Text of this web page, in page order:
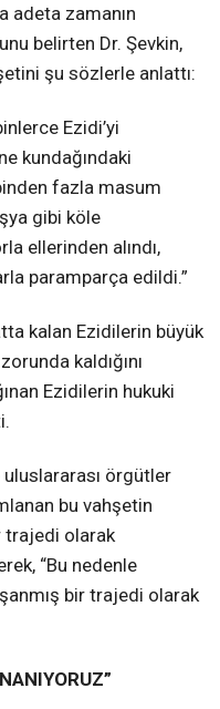
adeta zamanın
belirten Dr. Şevkin,
şu sözlerle anlattı:
Ezidi’yi
kundağındaki
fazla masum
gibi köle
ellerinden alındı,
paramparça edildi.”
kalan Ezidilerin büyük
kaldığını
Ezidilerin hukuki
örgütler
bu vahşetin
trajedi olarak
“Bu nedenle
bir trajedi olarak